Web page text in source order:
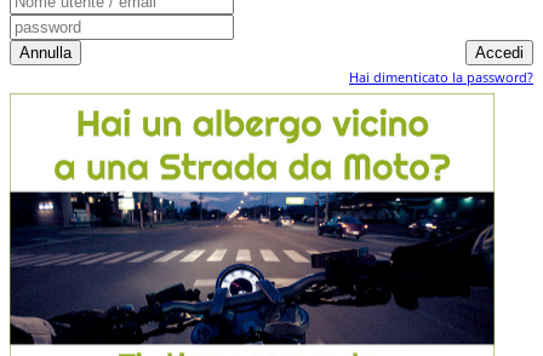
Hai dimenticato la password?